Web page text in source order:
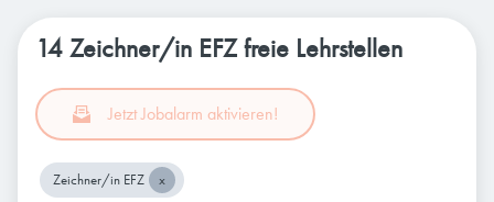
14 Zeichner/in EFZ freie Lehrstellen
Jetzt Jobalarm aktivieren!
Zeichner/in EFZ